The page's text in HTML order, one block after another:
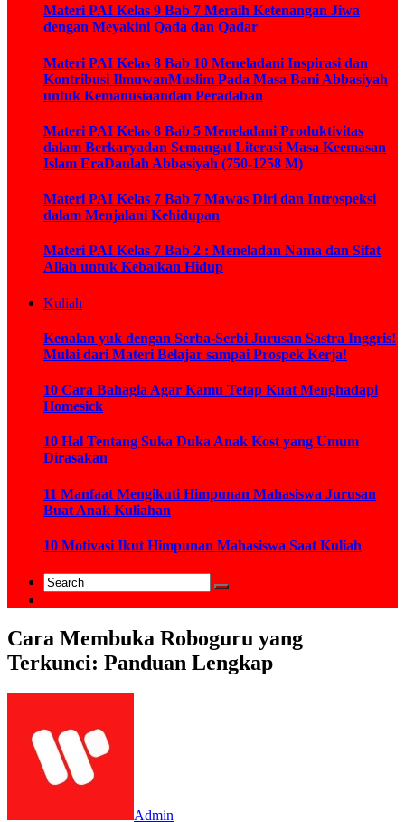
Materi PAI Kelas 9 Bab 7 Meraih Ketenangan Jiwa
dengan Meyakini Qada dan Qadar
Materi PAI Kelas 8 Bab 10 Meneladani Inspirasi dan
Kontribusi IlmuwanMuslim Pada Masa Bani Abbasiyah
untuk Kemanusiaandan Peradaban
Materi PAI Kelas 8 Bab 5 Meneladani Produktivitas
dalam Berkaryadan Semangat Literasi Masa Keemasan
Islam EraDaulah Abbasiyah (750-1258 M)
Materi PAI Kelas 7 Bab 7 Mawas Diri dan Introspeksi
dalam Menjalani Kehidupan
Materi PAI Kelas 7 Bab 2 : Meneladan Nama dan Sifat
Allah untuk Kebaikan Hidup
Kuliah
Kenalan yuk dengan Serba-Serbi Jurusan Sastra Inggris!
Mulai dari Materi Belajar sampai Prospek Kerja!
10 Cara Bahagia Agar Kamu Tetap Kuat Menghadapi
Homesick
10 Hal Tentang Suka Duka Anak Kost yang Umum
Dirasakan
11 Manfaat Mengikuti Himpunan Mahasiswa Jurusan
Buat Anak Kuliahan
10 Motivasi Ikut Himpunan Mahasiswa Saat Kuliah
Cara Membuka Roboguru yang
Terkunci: Panduan Lengkap
Admin